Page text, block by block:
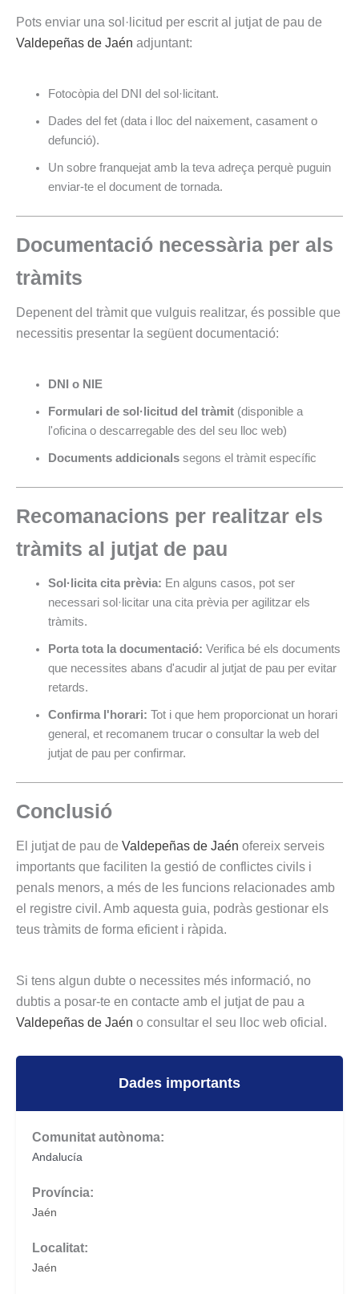
Dades importants
Comunitat autònoma:
Andalucía
Província:
Jaén
Localitat:
Jaén
Pots enviar una sol·licitud per escrit al jutjat de pau de
Valdepeñas de Jaén adjuntant:
Fotocòpia del DNI del sol·licitant.
Dades del fet (data i lloc del naixement, casament o
defunció).
Un sobre franquejat amb la teva adreça perquè puguin
enviar-te el document de tornada.
Documentació necessària per als
tràmits
Depenent del tràmit que vulguis realitzar, és possible que
necessitis presentar la següent documentació:
DNI o NIE
Formulari de sol·licitud del tràmit (disponible a
l'oficina o descarregable des del seu lloc web)
Documents addicionals segons el tràmit específic
Recomanacions per realitzar els
tràmits al jutjat de pau
Sol·licita cita prèvia: En alguns casos, pot ser
necessari sol·licitar una cita prèvia per agilitzar els
tràmits.
Porta tota la documentació: Verifica bé els documents
que necessites abans d'acudir al jutjat de pau per evitar
retards.
Confirma l'horari: Tot i que hem proporcionat un horari
general, et recomanem trucar o consultar la web del
jutjat de pau per confirmar.
Conclusió
El jutjat de pau de Valdepeñas de Jaén ofereix serveis
importants que faciliten la gestió de conflictes civils i
penals menors, a més de les funcions relacionades amb
el registre civil. Amb aquesta guia, podràs gestionar els
teus tràmits de forma eficient i ràpida.
Si tens algun dubte o necessites més informació, no
dubtis a posar-te en contacte amb el jutjat de pau a
Valdepeñas de Jaén o consultar el seu lloc web oficial.